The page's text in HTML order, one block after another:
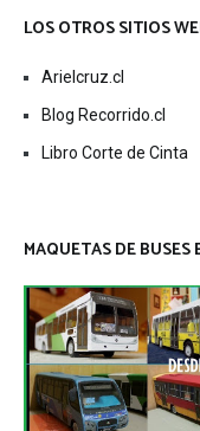
LOS OTROS SITIOS
Arielcruz.cl
Blog Recorrido.cl
Libro Corte de Cinta
MAQUETAS DE